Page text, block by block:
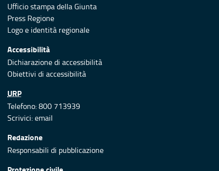
Ufficio stampa della Giunta
Press Regione
Logo e identità regionale
Accessibilità
Dichiarazione di accessibilità
Obiettivi di accessibilità
URP
Telefono: 800 713939
Scrivici:email
Redazione
Responsabili di pubblicazione